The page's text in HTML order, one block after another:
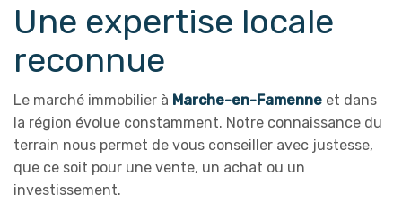
Une expertise locale
reconnue
Le marché immobilier à Marche-en-Famenne et dans
la région évolue constamment. Notre connaissance du
terrain nous permet de vous conseiller avec justesse,
que ce soit pour une vente, un achat ou un
investissement.